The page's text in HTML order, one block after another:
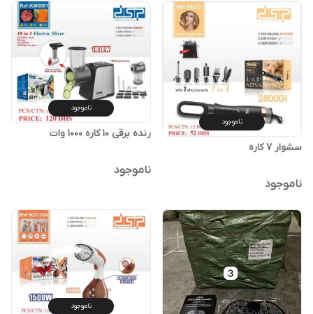
ناموجود
سشوار 7 کاره
ناموجود
ناموجود
رنده برقی 10 کاره 1000 وات
ناموجود
ناموجود